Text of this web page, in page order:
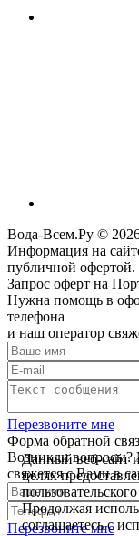
Вода-Всем.Ру ©
Информация на
публичной офертой.
Запрос оферт на
Нужна помощь в
телефона
и наш оператор
Перезвоните мне
Форма обратной
Возникли
свяжется с Вами в
Перезвоните мне
Данный веб-сайт
целях
Продолжая
соглашаетесь с